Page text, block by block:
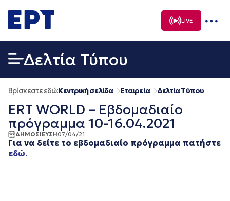
σε
περιεχόμενο
LIVE
Δελτία Τύπου
Βρίσκεστε εδώ:Κεντρική σελίδα Εταιρεία Δελτία Τύπου
ERT WORLD – Εβδομαδιαίο
πρόγραμμα 10-16.04.2021
ΔΗΜΟΣΙΕΥΣΗ07/04/21
Για να δείτε το εβδομαδιαίο πρόγραμμα πατήστε
εδώ.